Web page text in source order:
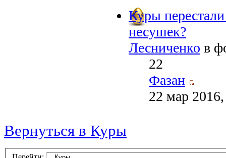
Куры
несушек?
Лесниченко в
22
Фазан
22 мар
Вернуться в Куры